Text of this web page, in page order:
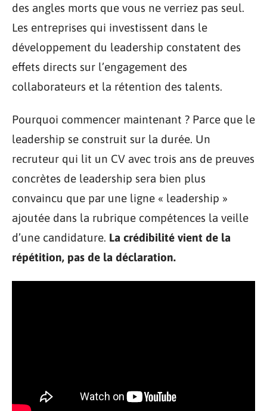
des angles morts que vous ne verriez pas seul.
Les entreprises qui investissent dans le
développement du leadership constatent des
effets directs sur l’engagement des
collaborateurs et la rétention des talents.
Pourquoi commencer maintenant ? Parce que le
leadership se construit sur la durée. Un
recruteur qui lit un CV avec trois ans de preuves
concrètes de leadership sera bien plus
convaincu que par une ligne « leadership »
ajoutée dans la rubrique compétences la veille
d’une candidature. La crédibilité vient de la
répétition, pas de la déclaration.